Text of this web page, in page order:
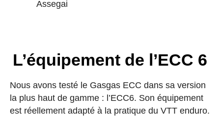
Assegai
L’équipement de l’ECC 6
Nous avons testé le Gasgas ECC dans sa version
la plus haut de gamme : l’ECC6. Son équipement
est réellement adapté à la pratique du VTT enduro.